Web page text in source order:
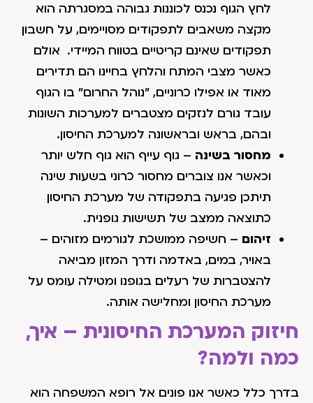
לחץ הגוף נכנס לכוננות גבוהה במסגרתה הוא
מקצה משאבים לתפקודים מסויימים, על חשבון
תפקודים שאינם קריטיים בטווח המיידי. אולם
כאשר מצבי המתח והלחץ בחיינו הם תדירים
מאוד או אפילו כרוניים, "נוהל החרום" בו הגוף
עובד גורם לנזקים מצטברים למערכות השונות
ובהם, בראש ובראשונה למערכת החיסון.
מחסור בשינה – גוף עייף הוא גוף חלש יותר
וכאשר אנו צוברים מחסור כרוני בשעות שינה
תיתכן פגיעה בתפקודה של מערכת החיסון
כתוצאה ממצב של תשישות גופנית.
זיהום – חשיפה ממושכת לגורמים מזוהים –
באויר, במים, באדמה ודרך המזון מביאה
להצטברות של רעלים בגופנו ומטילה עומס על
מערכת החיסון ומחלישה אותה.
חיזוק המערכת החיסונית – איך,
כמה ולמה?
בדרך כלל כאשר אנו פונים אל רופא המשפחה הוא